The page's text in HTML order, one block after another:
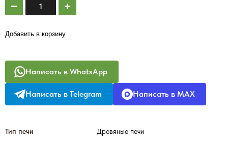
Добавить в корзину
Написать в WhatsApp
Написать в Telegram Написать в MAX
Тип печи
Дровяные печи